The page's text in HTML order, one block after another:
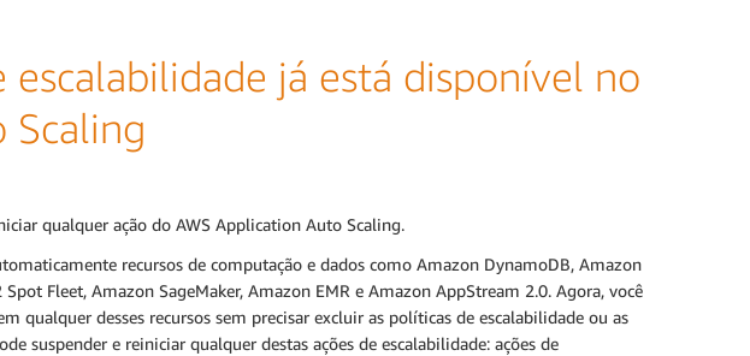
escalabilidade já está disponível no
Scaling
qualquer ação do AWS Application Auto Scaling.
recursos de computação e dados como Amazon DynamoDB, Amazon
Fleet, Amazon SageMaker, Amazon EMR e Amazon AppStream 2.0. Agora, você
qualquer desses recursos sem precisar excluir as políticas de escalabilidade ou as
suspender e reiniciar qualquer destas ações de escalabilidade: ações de